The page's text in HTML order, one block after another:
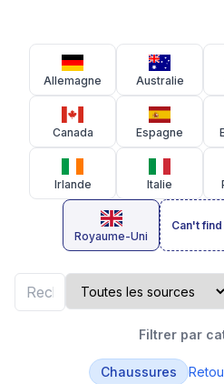
Allemagne Australie
Canada Espagne
Irlande Italie
Royaume-Uni
Can't
Filtrer par
Chaussures